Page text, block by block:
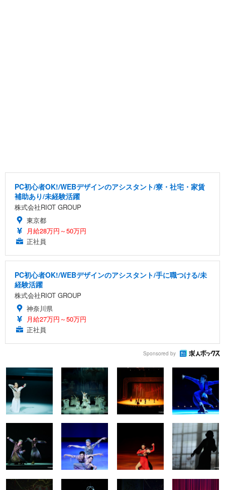
PC初心者OK!/WEBデザインのアシスタント/寮・社宅・家賃
補助あり/未経験活躍
株式会社RIOT GROUP
東京都
月給28万円～50万円
正社員
PC初心者OK!/WEBデザインのアシスタント/手に職つける/未
経験活躍
株式会社RIOT GROUP
神奈川県
月給27万円～50万円
正社員
Sponsored by